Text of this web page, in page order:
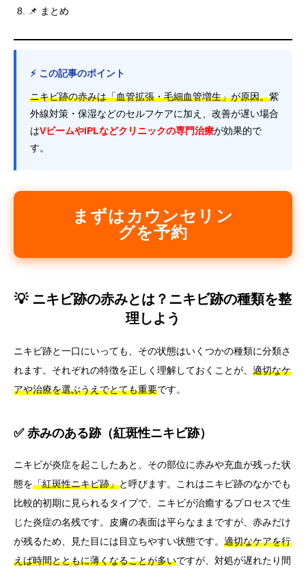
📌 まとめ
⚡ この記事のポイント
ニキビ跡の赤みは「血管拡張・毛細血管増生」が原因。紫
外線対策・保湿などのセルフケアに加え、改善が遅い場合
はVビームやIPLなどクリニックの専門治療が効果的で
す。
まずはカウンセリン
グを予約
💡 ニキビ跡の赤みとは？ニキビ跡の種類を整
理しよう
ニキビ跡と一口にいっても、その状態はいくつかの種類に分類さ
れます。それぞれの特徴を正しく理解しておくことが、 適切なケ
アや治療を選ぶうえでとても重要です。
✅ 赤みのある跡（紅斑性ニキビ跡）
ニキビが炎症を起こしたあと、その部位に赤みや充血が残った状
態を「紅斑性ニキビ跡」と呼びます。これはニキビ跡のなかでも
比較的初期に見られるタイプで、ニキビが治癒するプロセスで生
じた炎症の名残です。皮膚の表面は平らなままですが、赤みだけ
が残るため、見た目には目立ちやすい状態です。 適切なケアを行
えば時間とともに薄くなることが多いですが、対処が遅れたり間